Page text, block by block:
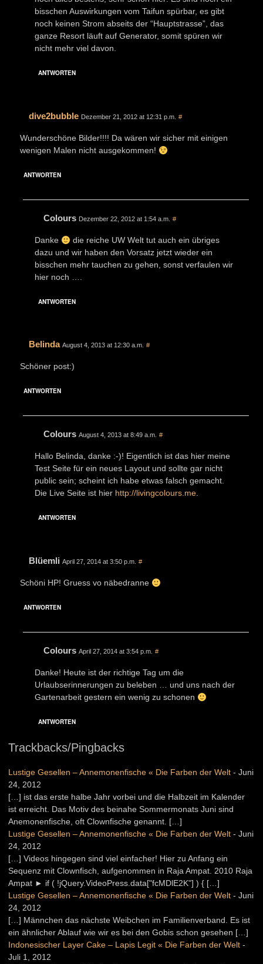
bisschen Auswirkungen vom Taifun spürbar, es gibt
noch keinen Strom abseits der “Hauptstrasse”, das
ganze Resort läuft auf Generator, somit spüren wir
nicht mehr viel davon.
ANTWORTEN
dive2bubble Dezember 21, 2012 at 12:31 p.m. #
Wunderschöne Bilder!!!! Da wären wir sicher mit einigen
wenigen Malen nicht ausgekommen!
ANTWORTEN
Colours Dezember 22, 2012 at 1:54 a.m. #
Danke
die reiche UW Welt tut auch ein übriges
dazu und wir haben den Vorsatz jetzt wieder ein
bisschen mehr tauchen zu gehen, sonst verfaulen wir
hier noch ….
ANTWORTEN
Belinda August 4, 2013 at 12:30 a.m. #
Schöner post:)
ANTWORTEN
Colours August 4, 2013 at 8:49 a.m. #
Hallo Belinda, danke :-)! Eigentlich ist das hier meine
Test Seite für ein neues Layout und sollte gar nicht
public sein; scheint ich habe etwas falsch gemacht.
Die Live Seite ist hier http://livingcolours.me.
ANTWORTEN
Blüemli April 27, 2014 at 3:50 p.m. #
Schöni HP! Gruess vo näbedranne
ANTWORTEN
Colours April 27, 2014 at 3:54 p.m. #
Danke! Heute ist der richtige Tag um die
Urlaubserinnerungen zu beleben … und uns nach der
Gartenarbeit gestern ein wenig zu schonen
ANTWORTEN
Trackbacks/Pingbacks
Lustige Gesellen – Annemonenfische « Die Farben der Welt - Juni
24, 2012
[…] ist das erste halbe Jahr vorbei und die Halbzeit im Kalender
ist erreicht. Das Motiv des beinahe Sommermonats Juni sind
Anemonenfische, oft Clownfische genannt. […]
Lustige Gesellen – Annemonenfische « Die Farben der Welt - Juni
24, 2012
[…] Videos hingegen sind viel einfacher! Hier zu Anfang ein
Sequenz mit Clownfisch, aufgenommen in Raja Ampat. 2010 Raja
Ampat ► if ( !jQuery.VideoPress.data["fcMDlE2K"] ) { […]
Lustige Gesellen – Annemonenfische « Die Farben der Welt - Juni
24, 2012
[…] Männchen das nächste Weibchen im Familienverband. Es ist
ein ähnlicher Ablauf wie wir es bei den Gobis schon gesehen […]
Indonesischer Layer Cake – Lapis Legit « Die Farben der Welt -
Juli 1, 2012